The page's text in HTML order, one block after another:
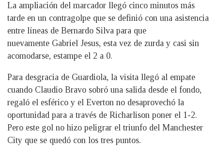
La ampliación del marcador llegó cinco minutos más
tarde en un contragolpe que se definió con una asistencia
entre líneas de Bernardo Silva para que
nuevamente Gabriel Jesus, esta vez de zurda y casi sin
acomodarse, estampe el 2 a 0.
Para desgracia de Guardiola, la visita llegó al empate
cuando Claudio Bravo sobró una salida desde el fondo,
regaló el esférico y el Everton no desaprovechó la
oportunidad para a través de Richarlison poner el 1-2.
Pero este gol no hizo peligrar el triunfo del Manchester
City que se quedó con los tres puntos.